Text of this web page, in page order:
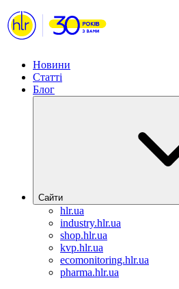
Новини
Статті
Блог
Сайти
hlr.ua
industry.hlr.ua
shop.hlr.ua
kvp.hlr.ua
ecomonitoring.hlr.ua
pharma.hlr.ua